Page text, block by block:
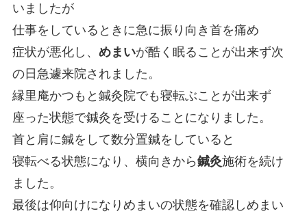
いましたが
仕事をしているときに急に振り向き首を痛め
症状が悪化し、 めまいが酷く眠ることが出来ず次
の日急遽来院されました。
縁里庵かつもと鍼灸院でも寝転ぶことが出来ず
座った状態で鍼灸を受けることになりました。
首と肩に鍼をして数分置鍼をしていると
寝転べる状態になり、横向きから鍼灸施術を続け
ました。
最後は仰向けになりめまいの状態を確認しめまい